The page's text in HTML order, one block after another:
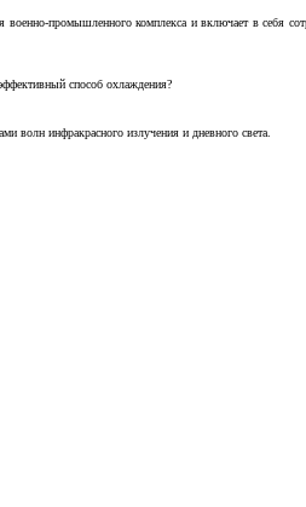
промышленного комплекса и включает в себя
способ охлаждения?
волн инфракрасного излучения и дневного света.